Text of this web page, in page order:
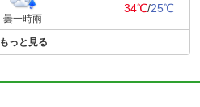
曇一時雨
34℃/25℃
もっと見る